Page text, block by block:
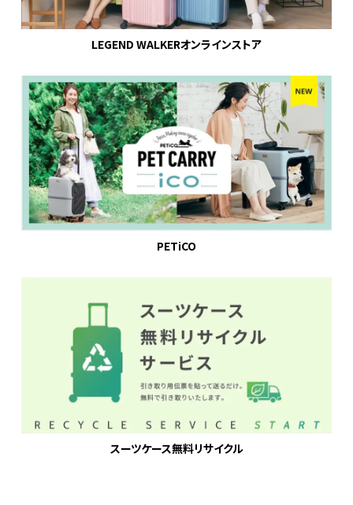
LEGEND WALKERオンラインストア
PETiCO
スーツケース無料リサイクル